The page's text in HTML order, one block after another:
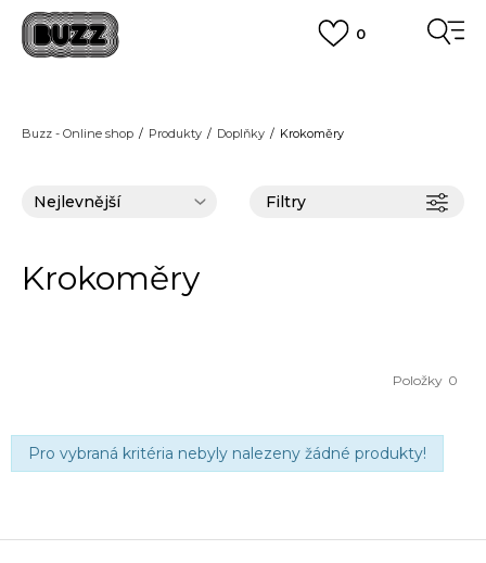
0
pro objednávky nad 2.500 Kč (neplatí pro Click&Collect)
Buzz - Online shop Produkty Doplňky Krokoměry
Filtry
Krokoměry
0
Položky
Pro vybraná kritéria nebyly nalezeny žádné produkty!